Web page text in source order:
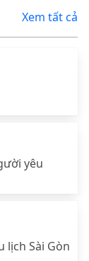
Xem tất cả
yêu
lịch Sài Gòn